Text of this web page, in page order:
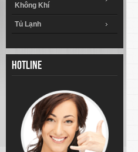
Không Khí
Tủ Lạnh
Hotline